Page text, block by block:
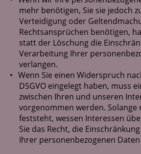
mehr benötigen, Sie sie jedoch
Verteidigung oder
Rechtsansprüchen benötigen,
statt der Löschung die
Verarbeitung Ihrer
verlangen.
Wenn Sie einen Widerspruch
DSGVO eingelegt haben, muss
zwischen Ihren und unseren
vorgenommen werden. Solange
feststeht, wessen Interessen
Sie das Recht, die
Ihrer personenbezogenen